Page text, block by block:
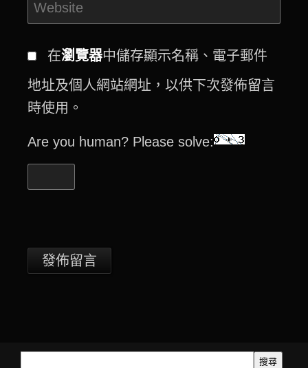
在瀏覽器中儲存顯示名稱、電子郵件
地址及個人網站網址，以供下次發佈留言
時使用。
Are you human? Please solve:
搜尋